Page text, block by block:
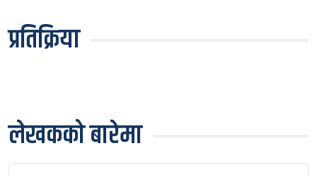
प्रतिक्रिया
लेखकको बारेमा